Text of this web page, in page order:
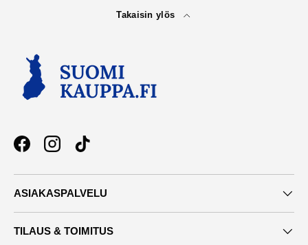
Takaisin ylös
FacebookInstagramTikTok
ASIAKASPALVELU
TILAUS & TOIMITUS